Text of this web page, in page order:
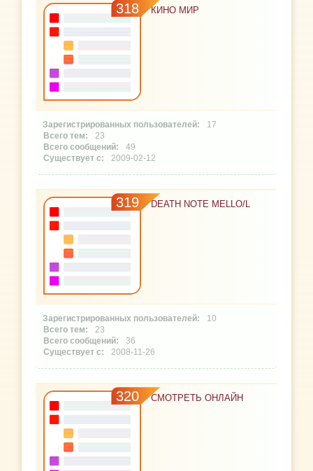
318 КИНО МИР
17
23
49
2009-02-12
319 DEATH NOTE MELLO/L
10
23
36
2008-11-26
320 СМОТРЕТЬ ОНЛАЙН